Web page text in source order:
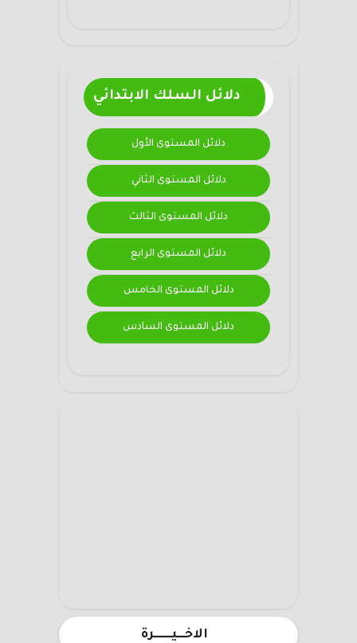
دلائل السلك الابتدائي
دلائل المستوى الأول
دلائل المستوى الثاني
دلائل المستوى الثالث
دلائل المستوى الرابع
دلائل المستوى الخامس
دلائل المستوى السادس
الاخـــيـــــــرة